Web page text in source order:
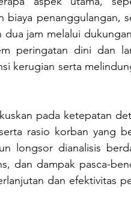
biaya penanggulangan,
jam melalui
peringatan dini dan
kerugian serta
rasio korban yang
longsor dianalisis
dan dampak pasca-
dan efektivitas